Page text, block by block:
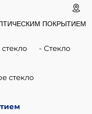
ПОКРЫТИЕМ
Стекло
стекло